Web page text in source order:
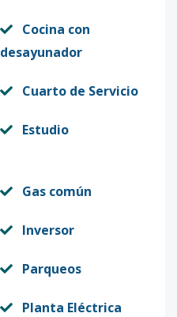
Cocina con
desayunador
Cuarto de Servicio
Estudio
Gas común
Inversor
Parqueos
Planta Eléctrica